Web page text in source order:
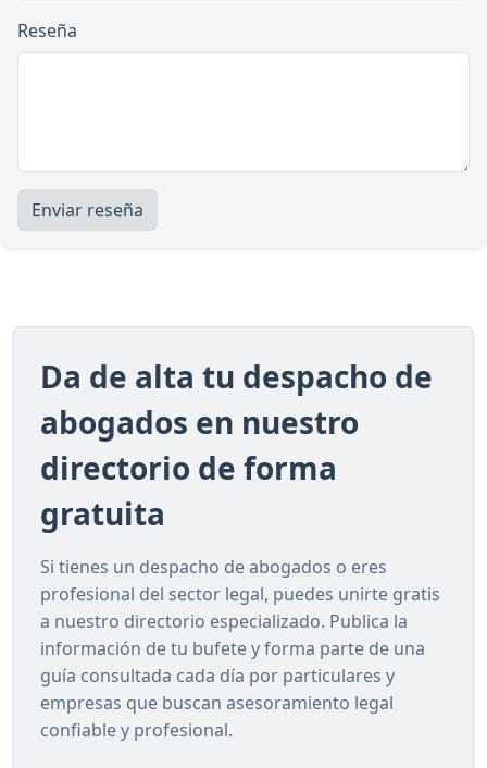
Reseña
Enviar reseña
Da de alta tu despacho de
abogados en nuestro
directorio de forma
gratuita
Si tienes un despacho de abogados o eres
profesional del sector legal, puedes unirte gratis
a nuestro directorio especializado. Publica la
información de tu bufete y forma parte de una
guía consultada cada día por particulares y
empresas que buscan asesoramiento legal
confiable y profesional.